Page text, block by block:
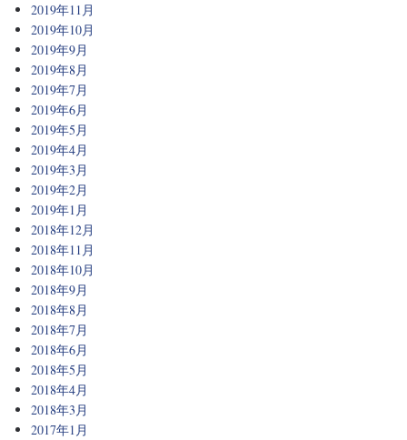
2019年11月
2019年10月
2019年9月
2019年8月
2019年7月
2019年6月
2019年5月
2019年4月
2019年3月
2019年2月
2019年1月
2018年12月
2018年11月
2018年10月
2018年9月
2018年8月
2018年7月
2018年6月
2018年5月
2018年4月
2018年3月
2017年1月